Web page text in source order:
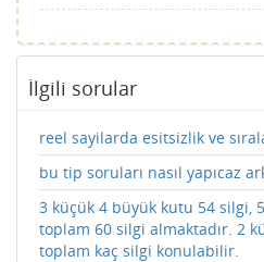
İlgili sorular
reel sayilarda esitsizlik ve
bu tip soruları nasıl yapıcaz
3 küçük 4 büyük kutu 54 silgi,
toplam 60 silgi almaktadır. 2
toplam kaç silgi konulabilir.